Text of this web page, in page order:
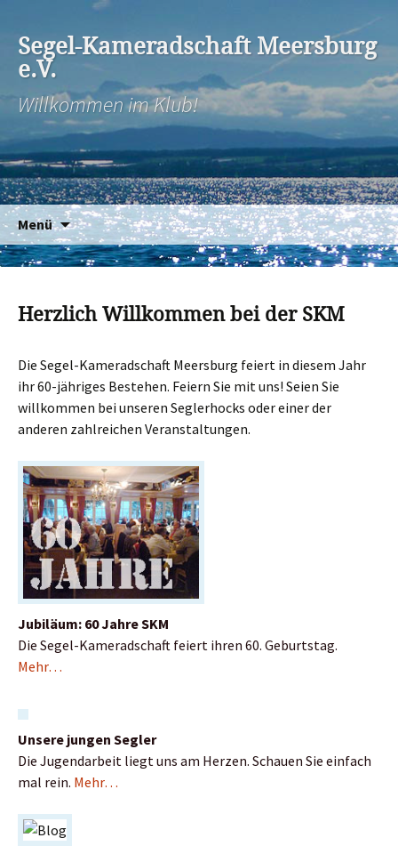
Segel-Kameradschaft Meersburg
e.V.
Willkommen im Klub!
Menü
Zum
Inhalt
springen
Suchen
nach:
Herzlich Willkommen bei der SKM
Die Segel-Kameradschaft Meersburg feiert in diesem Jahr
ihr 60-jähriges Bestehen. Feiern Sie mit uns! Seien Sie
willkommen bei unseren Seglerhocks oder einer der
anderen zahlreichen Veranstaltungen.
Jubiläum: 60 Jahre SKM
Die Segel-Kameradschaft feiert ihren 60. Geburtstag.
Mehr…
Unsere jungen Segler
Die Jugendarbeit liegt uns am Herzen. Schauen Sie einfach
mal rein. Mehr…